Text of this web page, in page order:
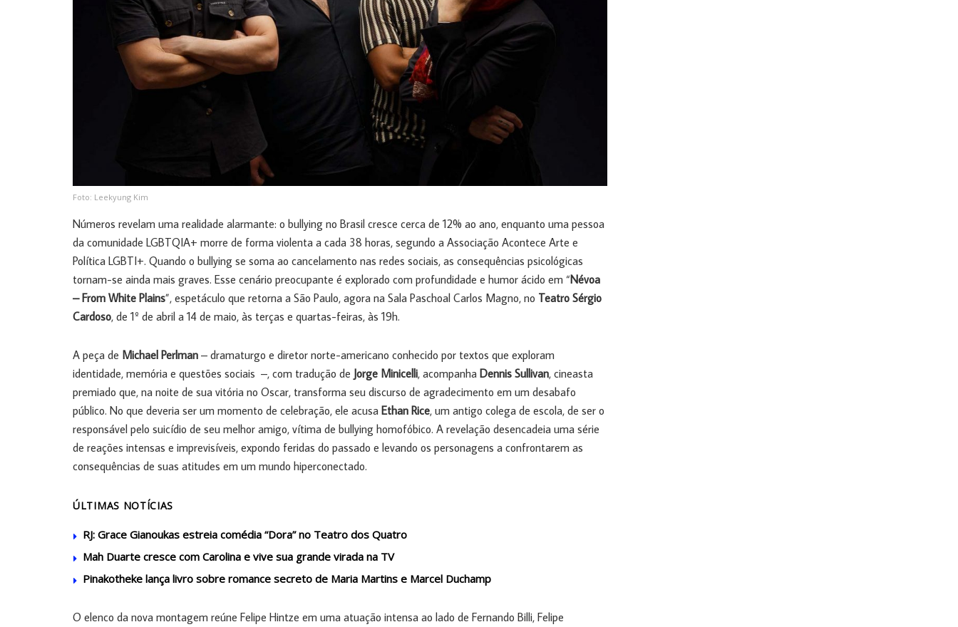
Foto: Leekyung Kim
Números revelam uma realidade alarmante: o bullying no Brasil cresce cerca de 12% ao ano, enquanto uma pessoa
da comunidade LGBTQIA+ morre de forma violenta a cada 38 horas, segundo a Associação Acontece Arte e
Política LGBTI+. Quando o bullying se soma ao cancelamento nas redes sociais, as consequências psicológicas
tornam-se ainda mais graves. Esse cenário preocupante é explorado com profundidade e humor ácido em “Névoa
– From White Plains”, espetáculo que retorna a São Paulo, agora na Sala Paschoal Carlos Magno, no Teatro Sérgio
Cardoso, de 1º de abril a 14 de maio, às terças e quartas-feiras, às 19h.
A peça de Michael Perlman – dramaturgo e diretor norte-americano conhecido por textos que exploram
identidade, memória e questões sociais –, com tradução de Jorge Minicelli, acompanha Dennis Sullivan, cineasta
premiado que, na noite de sua vitória no Oscar, transforma seu discurso de agradecimento em um desabafo
público. No que deveria ser um momento de celebração, ele acusa Ethan Rice, um antigo colega de escola, de ser o
responsável pelo suicídio de seu melhor amigo, vítima de bullying homofóbico. A revelação desencadeia uma série
de reações intensas e imprevisíveis, expondo feridas do passado e levando os personagens a confrontarem as
consequências de suas atitudes em um mundo hiperconectado.
ÚLTIMAS NOTÍCIAS
RJ: Grace Gianoukas estreia comédia “Dora” no Teatro dos Quatro
Mah Duarte cresce com Carolina e vive sua grande virada na TV
Pinakotheke lança livro sobre romance secreto de Maria Martins e Marcel Duchamp
O elenco da nova montagem reúne Felipe Hintze em uma atuação intensa ao lado de Fernando Billi, Felipe